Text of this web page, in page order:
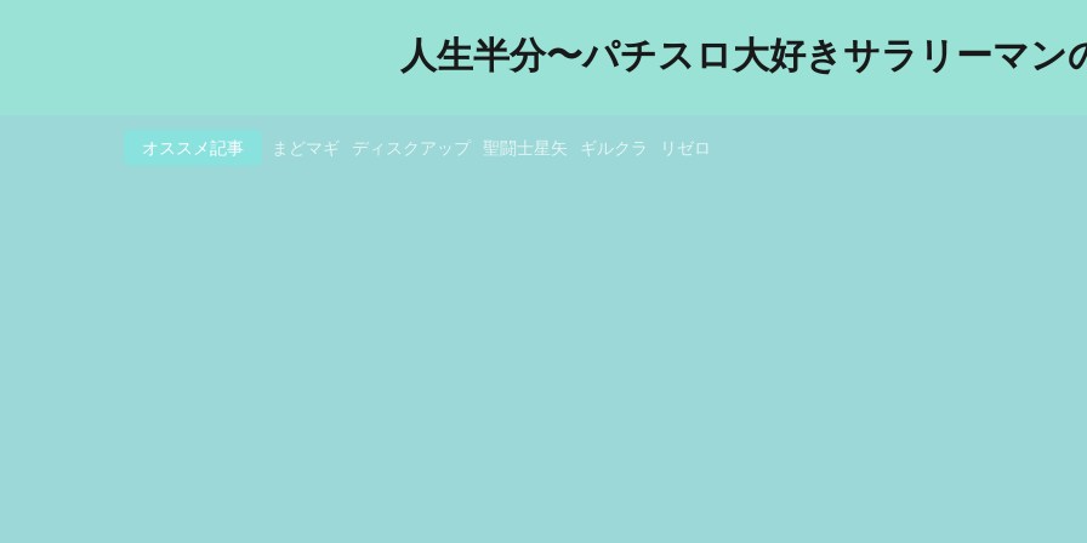
人生半分〜パチスロ大好きサラリーマン
オススメ記事 まどマギ ディスクアップ 聖闘士星矢 ギルクラ リゼロ